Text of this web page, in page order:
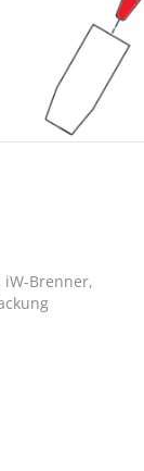
iW-Brenner,